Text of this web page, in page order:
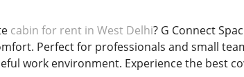
cabin for rent in West Delhi? G Connect
Perfect for professionals and small
work environment. Experience the best